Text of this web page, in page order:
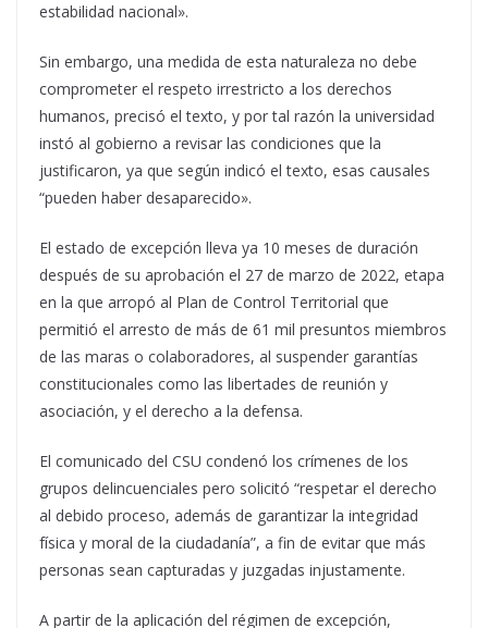
estabilidad nacional».
Sin embargo, una medida de esta naturaleza no debe
comprometer el respeto irrestricto a los derechos
humanos, precisó el texto, y por tal razón la universidad
instó al gobierno a revisar las condiciones que la
justificaron, ya que según indicó el texto, esas causales
“pueden haber desaparecido».
El estado de excepción lleva ya 10 meses de duración
después de su aprobación el 27 de marzo de 2022, etapa
en la que arropó al Plan de Control Territorial que
permitió el arresto de más de 61 mil presuntos miembros
de las maras o colaboradores, al suspender garantías
constitucionales como las libertades de reunión y
asociación, y el derecho a la defensa.
El comunicado del CSU condenó los crímenes de los
grupos delincuenciales pero solicitó “respetar el derecho
al debido proceso, además de garantizar la integridad
física y moral de la ciudadanía”, a fin de evitar que más
personas sean capturadas y juzgadas injustamente.
A partir de la aplicación del régimen de excepción,